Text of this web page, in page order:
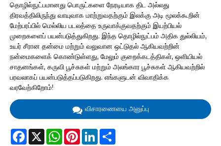
தொழில்நுட்பமானது பொருட்களை நேரடியாக திட அல்லது
திரவத்திலிருந்து வாயுவாக மாற்றுவதற்கும் இலக்கு அடி மூலக்கூறின்
மேற்பரப்பில் மெல்லிய படலத்தை உருவாக்குவதற்கும் இயற்பியல்
முறைகளைப் பயன்படுத்துகிறது. இந்த தொழில்நுட்பம் அதிக துல்லியம்,
உயர் சீரான தன்மை மற்றும் வலுவான ஒட்டுதல் ஆகியவற்றின்
நன்மைகளைக் கொண்டுள்ளது, மேலும் குறைக்கடத்திகள், ஒளியியல்
சாதனங்கள், கருவி பூச்சுகள் மற்றும் அலங்கார பூச்சுகள் ஆகியவற்றில்
பரவலாகப் பயன்படுத்தப்படுகிறது. எங்களுடன் விவாதிக்க
வரவேற்கிறோம்!
விசாரணையை அனுப்பு
Facebook
X WhatsAppPinterestLinkedIn